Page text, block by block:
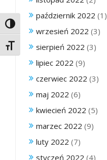
Toggle High Contrast
Toggle Font size
październik 2022 (1)
wrzesień 2022 (3)
sierpień 2022 (3)
lipiec 2022 (9)
czerwiec 2022 (3)
maj 2022 (6)
kwiecień 2022 (5)
marzec 2022 (9)
luty 2022 (7)
styczeń 2022 (4)